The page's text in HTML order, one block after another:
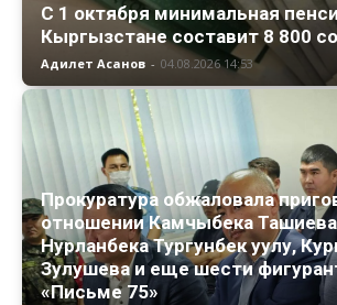
С 1 октября минимальная
Кыргызстане составит 8 800
Адилет Асанов - 04.08.2026 14:53
Прокуратура обжаловала
отношении Камчыбека
Нурланбека Тургунбек уулу,
Зулушева и еще шести
«Письме 75»